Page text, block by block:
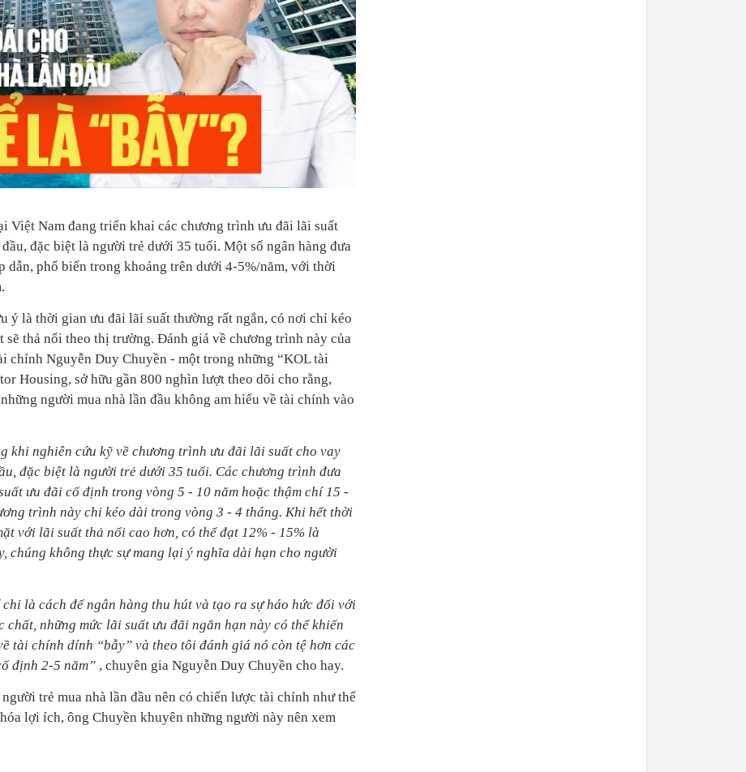
Việt Nam đang triển khai các chương trình ưu đãi lãi suất
đặc biệt là người trẻ dưới 35 tuổi. Một số ngân hàng đưa
dẫn, phổ biến trong khoảng trên dưới 4-5%/năm, với thời
ý là thời gian ưu đãi lãi suất thường rất ngắn, có nơi chỉ kéo
sẽ thả nổi theo thị trường. Đánh giá về chương trình này của
chính Nguyễn Duy Chuyền - một trong những “KOL tài
Housing, sở hữu gần 800 nghìn lượt theo dõi cho rằng,
người mua nhà lần đầu không am hiểu về tài chính vào
khi nghiên cứu kỹ về chương trình ưu đãi lãi suất cho vay
đặc biệt là người trẻ dưới 35 tuổi. Các chương trình đưa
ưu đãi cố định trong vòng 5 - 10 năm hoặc thậm chí 15 -
trình này chỉ kéo dài trong vòng 3 - 4 tháng. Khi hết thời
với lãi suất thả nổi cao hơn, có thể đạt 12% - 15% là
chúng không thực sự mang lại ý nghĩa dài hạn cho người
là cách để ngân hàng thu hút và tạo ra sự háo hức đối với
chất, những mức lãi suất ưu đãi ngắn hạn này có thể khiến
tài chính dính “bẫy” và theo tôi đánh giá nó còn tệ hơn các
định 2-5 năm” , chuyên gia Nguyễn Duy Chuyền cho hay.
trẻ mua nhà lần đầu nên có chiến lược tài chính như thế
lợi ích, ông Chuyền khuyên những người này nên xem